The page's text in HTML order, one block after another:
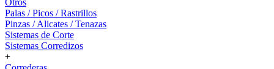
Otros
Palas / Picos / Rastrillos
Pinzas / Alicates / Tenazas
Sistemas de Corte
Sistemas Corredizos
+